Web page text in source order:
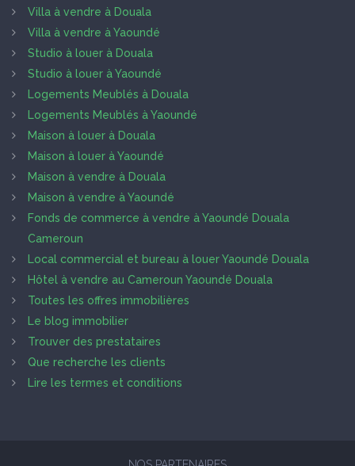
Villa à vendre à Douala
Villa à vendre à Yaoundé
Studio à louer à Douala
Studio à louer à Yaoundé
Logements Meublés à Douala
Logements Meublés à Yaoundé
Maison à louer à Douala
Maison à louer à Yaoundé
Maison à vendre à Douala
Maison à vendre à Yaoundé
Fonds de commerce à vendre à Yaoundé Douala
Cameroun
Local commercial et bureau à louer Yaoundé Douala
Hôtel à vendre au Cameroun Yaoundé Douala
Toutes les offres immobilières
Le blog immobilier
Trouver des prestataires
Que recherche les clients
Lire les termes et conditions